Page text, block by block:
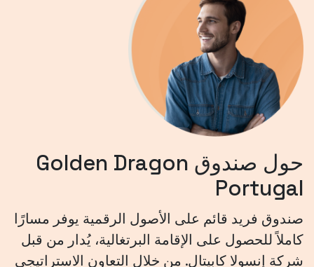
حول صندوق Golden Dragon
Portugal
صندوق فريد قائم على الأصول الرقمية يوفر مسارًا
كاملاً للحصول على الإقامة البرتغالية، يُدار من قبل
شركة إنسولا كابيتال. من خلال التعاون الاستراتيجي